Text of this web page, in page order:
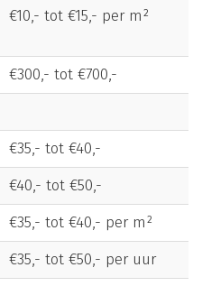
€10,- tot €15,- per m²
€300,- tot €700,-
€35,- tot €40,-
€40,- tot €50,-
€35,- tot €40,- per m²
€35,- tot €50,- per uur